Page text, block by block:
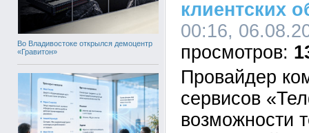
Во Владивостоке открылся демоцентр
«Гравитон»
клиентских
00:16,
Провайдер
сервисов
возможности